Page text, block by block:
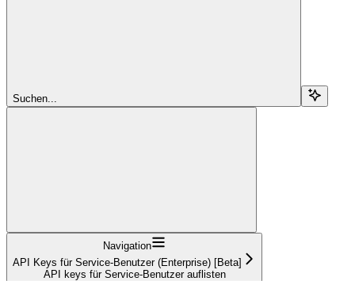
Suchen...
Navigation
API Keys für Service-Benutzer (Enterprise) [Beta]
API keys für Service-Benutzer auflisten